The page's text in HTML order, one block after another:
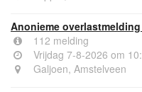
Anonieme
112 melding
Vrijdag 7-8-2026 om
Galjoen, Amstelveen